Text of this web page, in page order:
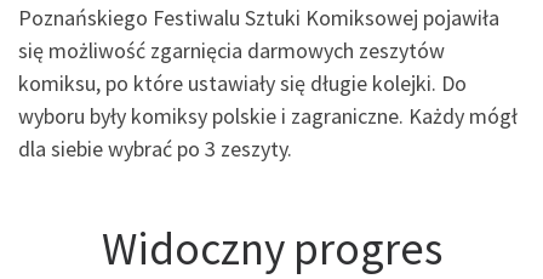
Poznańskiego Festiwalu Sztuki Komiksowej pojawiła
się możliwość zgarnięcia darmowych zeszytów
komiksu, po które ustawiały się długie kolejki. Do
wyboru były komiksy polskie i zagraniczne. Każdy mógł
dla siebie wybrać po 3 zeszyty.
Widoczny progres